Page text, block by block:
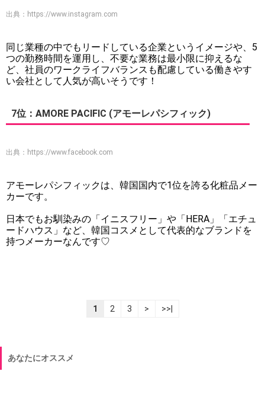
出典： https://www.instagram.com
同じ業種の中でもリードしている企業というイメージや、5
つの勤務時間を運用し、不要な業務は最小限に抑えるな
ど、社員のワークライフバランスも配慮している働きやす
い会社として人気が高いそうです！
7位：AMORE PACIFIC (アモーレパシフィック)
出典： https://www.facebook.com
アモーレパシフィックは、韓国国内で1位を誇る化粧品メー
カーです。
日本でもお馴染みの「イニスフリー」や「HERA」「エチュ
ードハウス」など、韓国コスメとして代表的なブランドを
持つメーカーなんです♡
1 2 3 > >>|
あなたにオススメ